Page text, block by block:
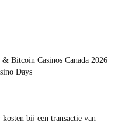
Bitcoin Casinos Canada 2026
Days
bij een transactie van